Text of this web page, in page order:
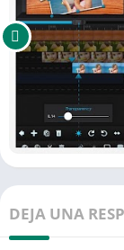
DEJA UNA